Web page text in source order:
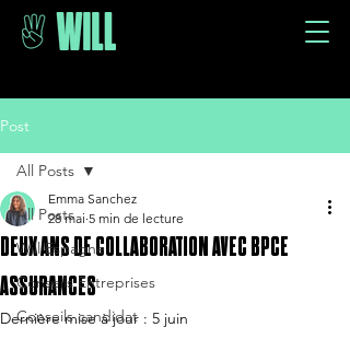
Post
All Posts
Will Espagne
Conseils Entreprises
Conseils candidat
All Posts
DEUX ANS DE COLLABORATION AVEC BPCE
ASSURANCES
Emma Sanchez
28 mai 5 min de lecture
Dernière mise à jour : 5 juin